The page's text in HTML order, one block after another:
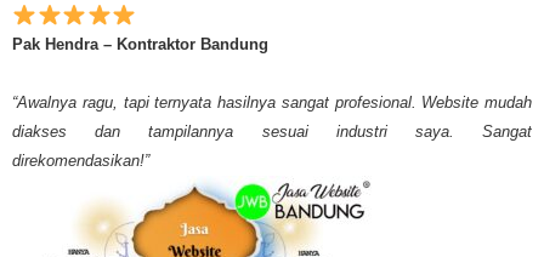
Pak Hendra – Kontraktor Bandung
“Awalnya ragu, tapi ternyata hasilnya sangat profesional. Website mudah
diakses dan tampilannya sesuai industri saya. Sangat
direkomendasikan!”